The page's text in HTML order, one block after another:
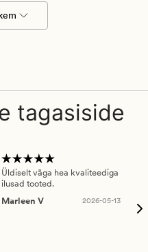
tagasiside
Üldiselt väga hea kvaliteediga
ilusad tooted.
Marleen V
2026-05-13